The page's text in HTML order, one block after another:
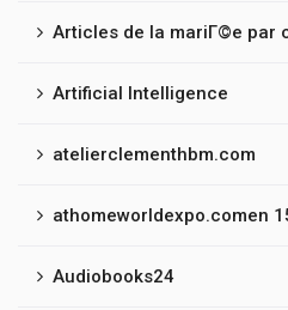
Articles de la mariГ©e par
Artificial Intelligence
atelierclementhbm.com
athomeworldexpo.comen
Audiobooks24